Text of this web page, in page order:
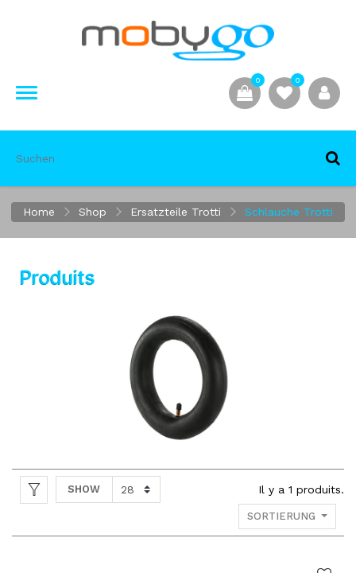
0 0
Home Shop Ersatzteile Trotti Schlauche Trotti
Produits
SHOW Il y a 1 produits.
SORTIERUNG